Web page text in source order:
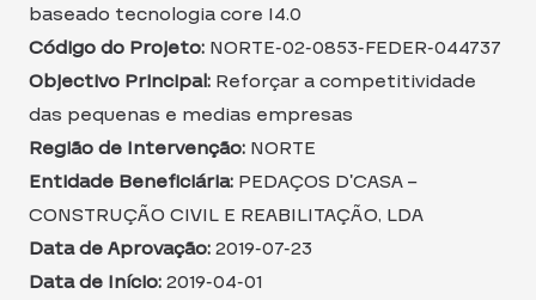
baseado tecnologia core I4.0
Código do Projeto: NORTE-02-0853-FEDER-044737
Objectivo Principal: Reforçar a competitividade
das pequenas e medias empresas
Região de Intervenção: NORTE
Entidade Beneficiária: PEDAÇOS D’CASA –
CONSTRUÇÃO CIVIL E REABILITAÇÃO, LDA
Data de Aprovação:2019-07-23
Data de Início:2019-04-01